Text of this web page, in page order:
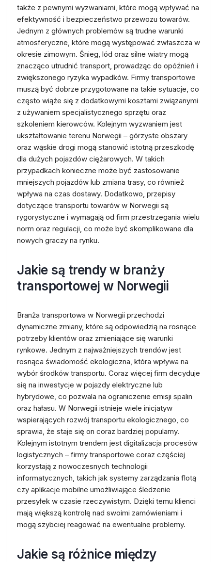
także z pewnymi wyzwaniami, które mogą wpływać na
efektywność i bezpieczeństwo przewozu towarów.
Jednym z głównych problemów są trudne warunki
atmosferyczne, które mogą występować zwłaszcza w
okresie zimowym. Śnieg, lód oraz silne wiatry mogą
znacząco utrudnić transport, prowadząc do opóźnień i
zwiększonego ryzyka wypadków. Firmy transportowe
muszą być dobrze przygotowane na takie sytuacje, co
często wiąże się z dodatkowymi kosztami związanymi
z używaniem specjalistycznego sprzętu oraz
szkoleniem kierowców. Kolejnym wyzwaniem jest
ukształtowanie terenu Norwegii – górzyste obszary
oraz wąskie drogi mogą stanowić istotną przeszkodę
dla dużych pojazdów ciężarowych. W takich
przypadkach konieczne może być zastosowanie
mniejszych pojazdów lub zmiana trasy, co również
wpływa na czas dostawy. Dodatkowo, przepisy
dotyczące transportu towarów w Norwegii są
rygorystyczne i wymagają od firm przestrzegania wielu
norm oraz regulacji, co może być skomplikowane dla
nowych graczy na rynku.
Jakie są trendy w branży
transportowej w Norwegii
Branża transportowa w Norwegii przechodzi
dynamiczne zmiany, które są odpowiedzią na rosnące
potrzeby klientów oraz zmieniające się warunki
rynkowe. Jednym z najważniejszych trendów jest
rosnąca świadomość ekologiczna, która wpływa na
wybór środków transportu. Coraz więcej firm decyduje
się na inwestycje w pojazdy elektryczne lub
hybrydowe, co pozwala na ograniczenie emisji spalin
oraz hałasu. W Norwegii istnieje wiele inicjatyw
wspierających rozwój transportu ekologicznego, co
sprawia, że staje się on coraz bardziej popularny.
Kolejnym istotnym trendem jest digitalizacja procesów
logistycznych – firmy transportowe coraz częściej
korzystają z nowoczesnych technologii
informatycznych, takich jak systemy zarządzania flotą
czy aplikacje mobilne umożliwiające śledzenie
przesyłek w czasie rzeczywistym. Dzięki temu klienci
mają większą kontrolę nad swoimi zamówieniami i
mogą szybciej reagować na ewentualne problemy.
Jakie są różnice między